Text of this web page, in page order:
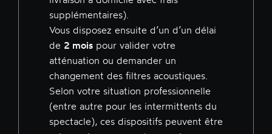
supplémentaires).
Vous disposez ensuite d’un d’un délai
de 2 mois pour valider votre
atténuation ou demander un
changement des filtres acoustiques.
Selon votre situation professionnelle
(entre autre pour les intermittents du
spectacle), ces dispositifs peuvent être